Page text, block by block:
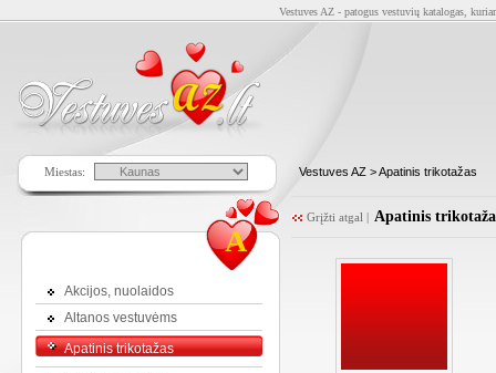
Vestuves AZ - patogus vestuvių katalogas,
Miestas: Vestuves AZ > Apatinis trikotažas
A
Akcijos, nuolaidos
Altanos vestuvėms
Apatinis trikotažas
Grįžti atgal | Apatinis